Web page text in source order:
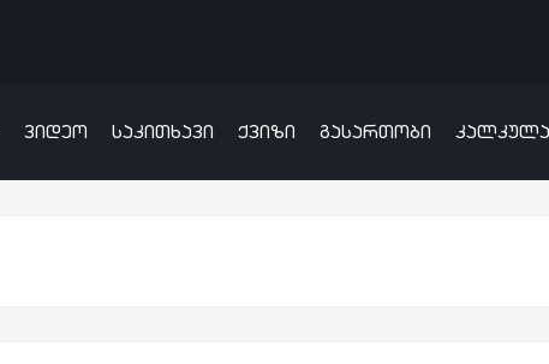
ვიდეო საკითხავი ქვიზი გასართობი